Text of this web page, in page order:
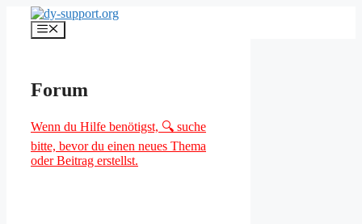
Inhalt
springen
Menü
Forum
Wenn du Hilfe benötigst, 🔍 suche
bitte, bevor du einen neues Thema
oder Beitrag erstellst.